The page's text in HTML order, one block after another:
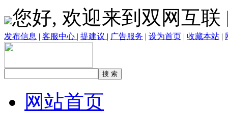
您好, 欢迎来到双网互联
发布信息 | 客服中心 | 提建议 | 广告服务 | 设为首页 | 收藏本站 |
网站首页